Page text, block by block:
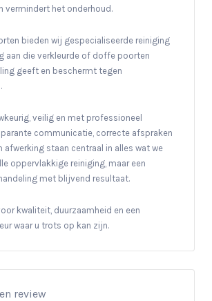
vermindert het onderhoud.
bieden wij gespecialiseerde reiniging
aan die verkleurde of doffe poorten
geeft en beschermt tegen
veilig en met professioneel
communicatie, correcte afspraken
afwerking staan centraal in alles wat we
oppervlakkige reiniging, maar een
met blijvend resultaat.
kwaliteit, duurzaamheid en een
waar u trots op kan zijn.
review